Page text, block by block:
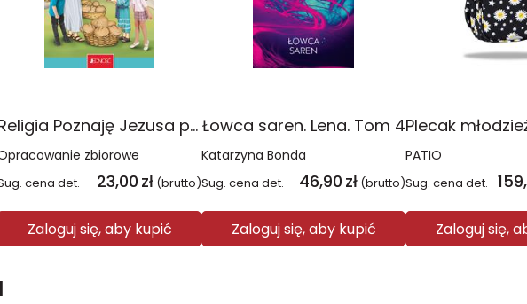
Religia Poznaję Jezusa podręcznik dla klasy 3 szkoły podstawowej
zbiorowe
cena det. 23,00 zł (brutto)
Zaloguj się, aby kupić
Łowca saren. Lena. Tom 4
Katarzyna Bonda
Sug. cena det. 46,90 zł (brutto)
Zaloguj się, aby kupić
PATIO
Sug. cena det.
Zaloguj się,